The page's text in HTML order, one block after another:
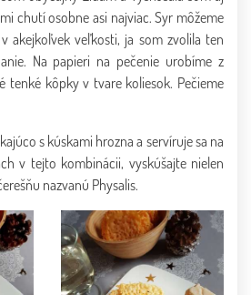
chutí osobne asi najviac. Syr môžeme
akejkoľvek veľkosti, ja som zvolila ten
Na papieri na pečenie urobíme z
tenké kôpky v tvare koliesok. Pečieme
s kúskami hrozna a servíruje sa na
v tejto kombinácii, vyskúšajte nielen
nazvanú Physalis.